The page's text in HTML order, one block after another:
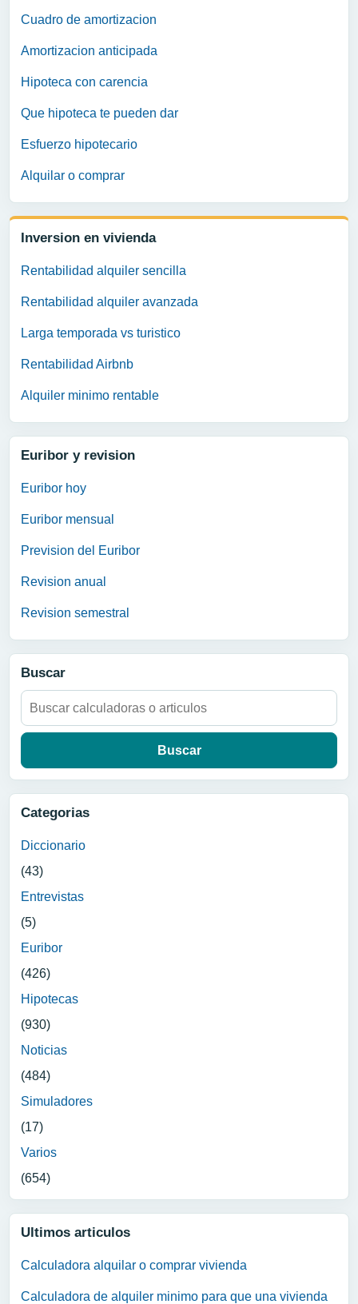
Cuadro de amortizacion
Amortizacion anticipada
Hipoteca con carencia
Que hipoteca te pueden dar
Esfuerzo hipotecario
Alquilar o comprar
Inversion en vivienda
Rentabilidad alquiler sencilla
Rentabilidad alquiler avanzada
Larga temporada vs turistico
Rentabilidad Airbnb
Alquiler minimo rentable
Euribor y revision
Euribor hoy
Euribor mensual
Prevision del Euribor
Revision anual
Revision semestral
Buscar
Buscar:
Categorias
Diccionario
(43)
Entrevistas
(5)
Euribor
(426)
Hipotecas
(930)
Noticias
(484)
Simuladores
(17)
Varios
(654)
Ultimos articulos
Calculadora alquilar o comprar vivienda
Calculadora de alquiler minimo para que una vivienda